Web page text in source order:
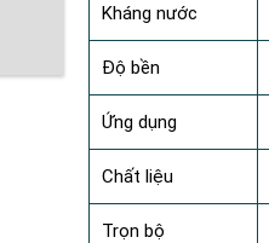
Kháng nước
Độ bền
Ứng dụng
Chất liệu
Trọn bộ